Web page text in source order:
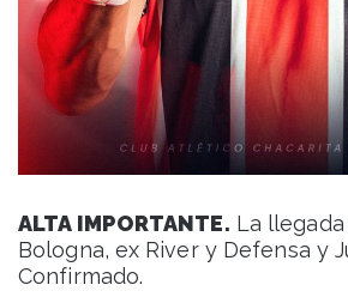
ALTA IMPORTANTE. La
Bologna, ex River y Defensa y
Confirmado.